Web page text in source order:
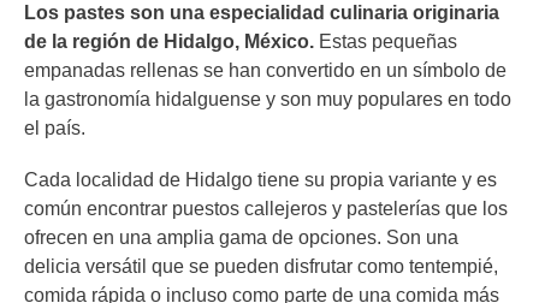
Los pastes son una especialidad culinaria originaria
de la región de Hidalgo, México. Estas pequeñas
empanadas rellenas se han convertido en un símbolo de
la gastronomía hidalguense y son muy populares en todo
el país.
Cada localidad de Hidalgo tiene su propia variante y es
común encontrar puestos callejeros y pastelerías que los
ofrecen en una amplia gama de opciones. Son una
delicia versátil que se pueden disfrutar como tentempié,
comida rápida o incluso como parte de una comida más